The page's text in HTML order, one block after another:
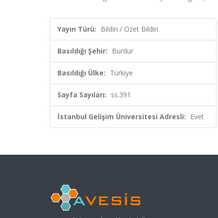
Yayın Türü: Bildiri / Özet Bildiri
Basıldığı Şehir: Burdur
Basıldığı Ülke: Türkiye
Sayfa Sayıları: ss.391
İstanbul Gelişim Üniversitesi Adresli: Evet